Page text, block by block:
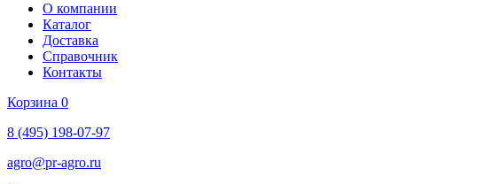
О компании
Каталог
Доставка
Справочник
Контакты
Корзина 0
8 (495) 198-07-97
agro@pr-agro.ru